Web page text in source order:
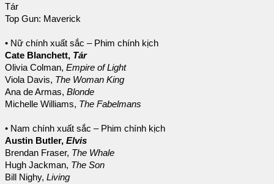
Tár
Top Gun: Maverick
• Nữ chính xuất sắc – Phim chính kịch
Cate Blanchett, Tár
Olivia Colman, Empire of Light
Viola Davis, The Woman King
Ana de Armas, Blonde
Michelle Williams, The Fabelmans
• Nam chính xuất sắc – Phim chính kịch
Austin Butler, Elvis
Brendan Fraser, The Whale
Hugh Jackman, The Son
Bill Nighy, Living